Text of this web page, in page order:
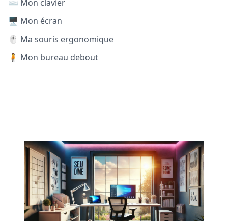
⌨️ Mon clavier
🖥️ Mon écran
🖱️ Ma souris ergonomique
🧍 Mon bureau debout